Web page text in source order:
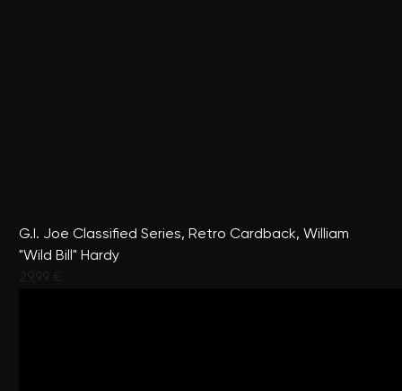
G.I. Joe Classified Series, Retro Cardback, William
"Wild Bill" Hardy
29,99 €